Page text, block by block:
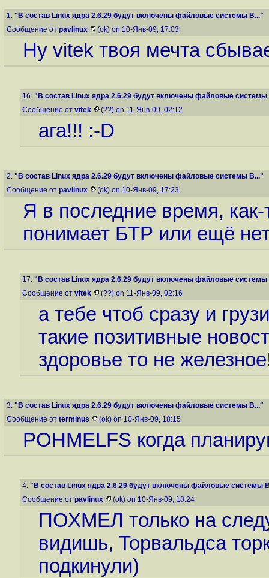
1. "В состав Linux ядра 2.6.29 будут включены файловые системы B..."
Сообщение от pavlinux (ok) on 10-Янв-09, 17:03
Ну vitek твоя мечта
16. "В состав Linux ядра 2.6.29 будут включены файловые системы
Сообщение от vitek (??) on 11-Янв-09, 02:12
ага!!! :-D
2. "В состав Linux ядра 2.6.29 будут включены файловые системы B..."
Сообщение от pavlinux (ok) on 10-Янв-09, 17:23
Я в последние время,
понимает БТР или ещё
17. "В состав Linux ядра 2.6.29 будут включены файловые системы
Сообщение от vitek (??) on 11-Янв-09, 02:16
а тебе чтоб сразу и
такие позитивные
здоровье то не
3. "В состав Linux ядра 2.6.29 будут включены файловые системы B..."
Сообщение от terminus (ok) on 10-Янв-09, 18:15
POHMELFS когда
4. "В состав Linux ядра 2.6.29 будут включены файловые системы
Сообщение от pavlinux (ok) on 10-Янв-09, 18:24
ПОХМЕЛ только на
видишь, Торвальдса
подкинули)